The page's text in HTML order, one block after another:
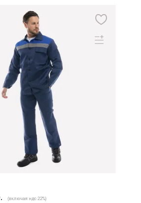
(включая ндс 22%)